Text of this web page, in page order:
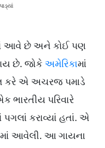
આવે છે અને કોઈ પણ
છે. જોકે અમેરિકામાં
કરે એ અચરજ પમાડે
ભારતીય પરિવારે
કરાવ્યાં હતાં. એ
આવેલી. આ ગાયના